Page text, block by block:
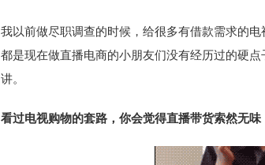
我以前做尽职调查的时候，给很多有借款需求的
都是现在做直播电商的小朋友们没有经历过的硬
讲。
看过电视购物的套路，你会觉得直播带货索然无味